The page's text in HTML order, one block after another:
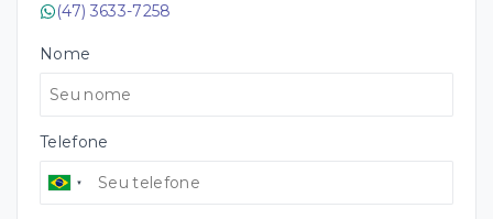
(47) 3633-7258
Nome
Telefone